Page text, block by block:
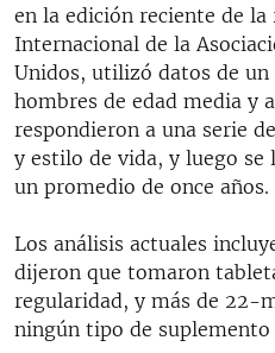
en la edición reciente de
Internacional de la
Unidos, utilizó datos de un
hombres de edad media y
respondieron a una serie
y estilo de vida, y luego
un promedio de once años.
Los análisis actuales
dijeron que tomaron
regularidad, y más de 22-
ningún tipo de